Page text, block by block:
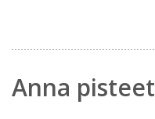
Anna pisteet